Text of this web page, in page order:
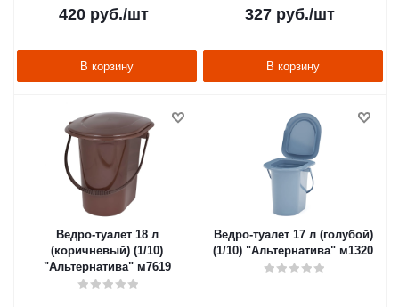
420 руб./шт
В корзину
327 руб./шт
В корзину
Ведро-туалет 18 л
(коричневый) (1/10)
"Альтернатива" м7619
Ведро-туалет 17 л (голубой)
(1/10) "Альтернатива" м1320